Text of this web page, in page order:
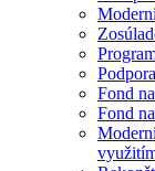
Fond
Fond